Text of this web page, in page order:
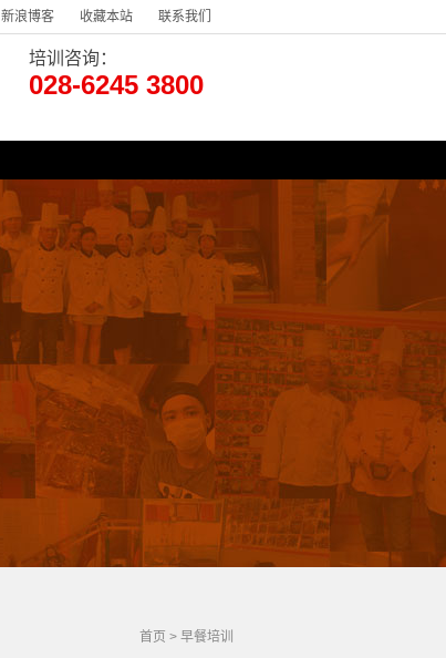
新浪博客 收藏本站 联系我们
培训咨询：
028-6245 3800
首页 > 早餐培训